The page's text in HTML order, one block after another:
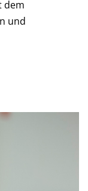
dem
und